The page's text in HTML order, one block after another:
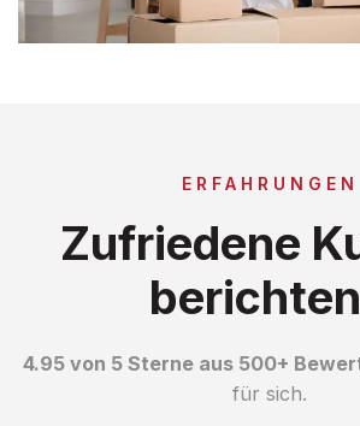
ERFAHRUNGEN
Zufriedene
4.95 von 5 Sterne aus 500+
für sich.